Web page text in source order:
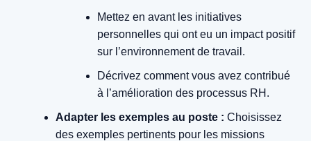
Mettez en avant les initiatives
personnelles qui ont eu un impact positif
sur l’environnement de travail.
Décrivez comment vous avez contribué
à l’amélioration des processus RH.
Adapter les exemples au poste : Choisissez
des exemples pertinents pour les missions